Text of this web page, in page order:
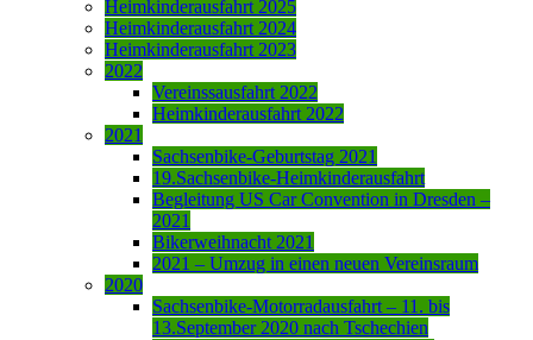
Heimkinderausfahrt 2025
Heimkinderausfahrt 2024
Heimkinderausfahrt 2023
2022
Vereinssausfahrt 2022
Heimkinderausfahrt 2022
2021
Sachsenbike-Geburtstag 2021
19.Sachsenbike-Heimkinderausfahrt
Begleitung US Car Convention in Dresden –
2021
Bikerweihnacht 2021
2021 – Umzug in einen neuen Vereinsraum
2020
Sachsenbike-Motorradausfahrt – 11. bis
13.September 2020 nach Tschechien